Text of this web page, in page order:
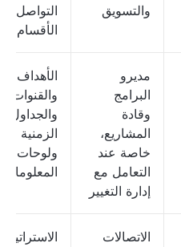
والتسويق
التواصل
الأقسام
مديرو
البرامج
وقادة
المشاريع،
خاصة عند
التعامل مع
إدارة التغيير
الأهداف
والقنوات
والجداول
الزمنية
ولوحات
المعلومات
الاتصالات